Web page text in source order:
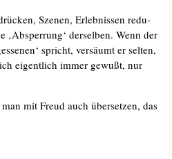
Sze­nen, Erleb­nis­sen redu­
‚Absper­rung‘ der­sel­ben. Wenn der
spricht, ver­säumt er sel­ten,
eigent­lich immer gewußt, nur
mit Freud auch über­set­zen, das